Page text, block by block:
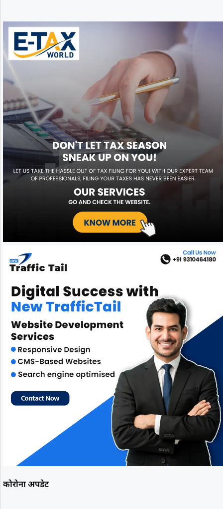
कोरोना अपडेट